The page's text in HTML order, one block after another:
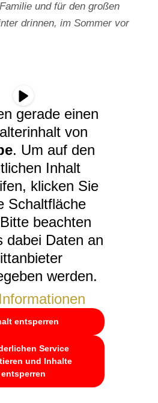
und für den großen
drinnen, im Sommer vor
gerade einen
von
. Um auf den
Inhalt
klicken Sie
Schaltfläche
beachten
dabei Daten an
werden.
entsperren
Service
und Inhalte
entsperren